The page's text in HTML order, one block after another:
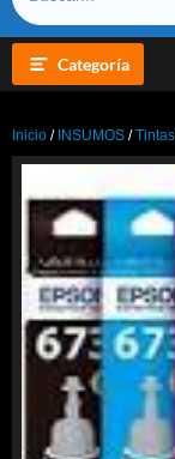
Categoría
Inicio / INSUMOS /Tintas